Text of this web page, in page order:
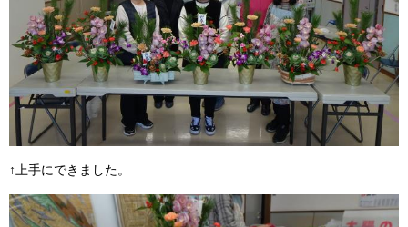
↑上手にできました。